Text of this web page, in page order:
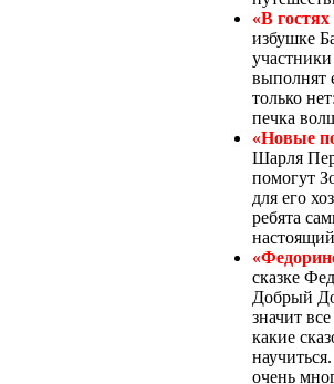
«В
избушке
выполнят
только
печка
«Новые
Шарля
помогут
для его
ребята
сказке
Добрый
значит
какие
очень